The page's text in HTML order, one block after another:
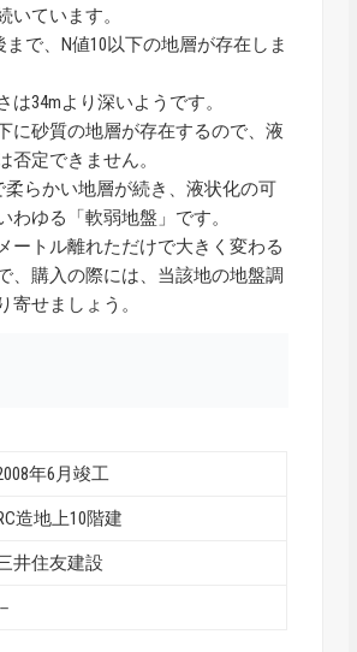
いています。
まで、N値10以下の地層が存在しま
は34mより深いようです。
に砂質の地層が存在するので、液
否定できません。
柔らかい地層が続き、液状化の可
わゆる「軟弱地盤」です。
ートル離れただけで大きく変わる
、購入の際には、当該地の地盤調
寄せましょう。
年6月竣工
造地上10階建
井住友建設
－